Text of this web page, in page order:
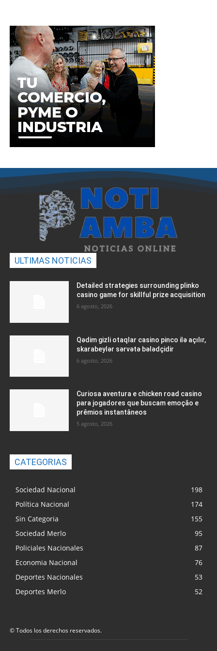
ULTIMAS NOTICIAS
Detailed strategies surrounding plinko
casino game for skillful prize acquisition
6 agosto, 2026
Qədim gizli otaqlar casino pinco ilə açılır,
skarabeylər sərvətə bələdçidir
6 agosto, 2026
Curiosa aventura e chicken road casino
para jogadores que buscam emoção e
prêmios instantâneos
5 agosto, 2026
CATEGORIAS
Sociedad Nacional
198
Política Nacional
174
Sin Categoria
155
Sociedad Merlo
95
Policiales Nacionales
87
Economia Nacional
76
Deportes Nacionales
53
Deportes Merlo
52
© Todos los derechos reservados.